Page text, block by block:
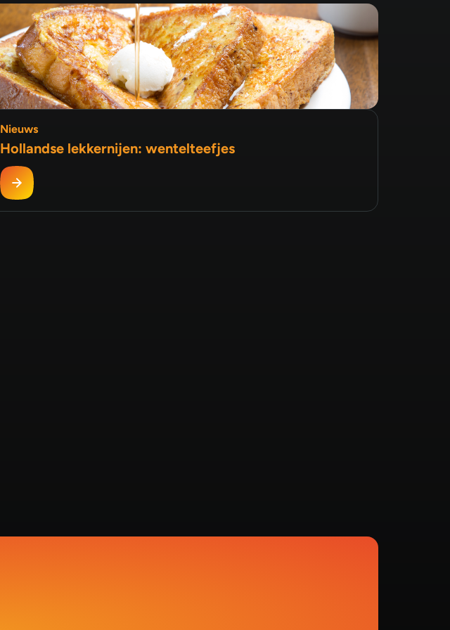
Nieuws
Hollandse lekkernijen: wentelteefjes